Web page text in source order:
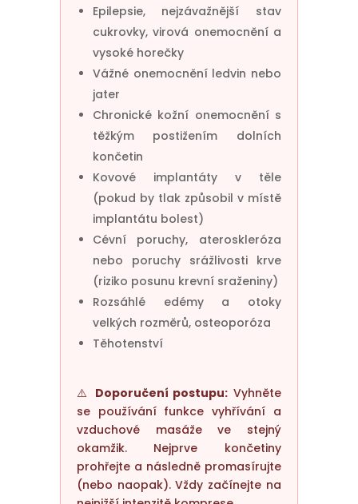
Epilepsie, nejzávažnější stav
cukrovky, virová onemocnění a
vysoké horečky
Vážné onemocnění ledvin nebo
jater
Chronické kožní onemocnění s
těžkým postižením dolních
končetin
Kovové implantáty v těle
(pokud by tlak způsobil v místě
implantátu bolest)
Cévní poruchy, ateroskleróza
nebo poruchy srážlivosti krve
(riziko posunu krevní sraženiny)
Rozsáhlé edémy a otoky
velkých rozměrů, osteoporóza
Těhotenství
⚠️ Doporučení postupu: Vyhněte
se používání funkce vyhřívání a
vzduchové masáže ve stejný
okamžik. Nejprve končetiny
prohřejte a následně promasírujte
(nebo naopak). Vždy začínejte na